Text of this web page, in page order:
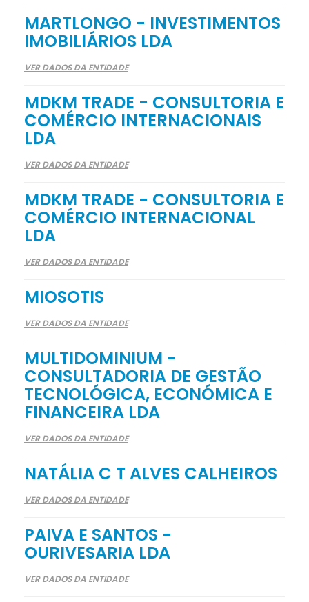
MARTLONGO - INVESTIMENTOS
IMOBILIÁRIOS LDA
VER DADOS DA ENTIDADE
MDKM TRADE - CONSULTORIA E
COMÉRCIO INTERNACIONAIS
LDA
VER DADOS DA ENTIDADE
MDKM TRADE - CONSULTORIA E
COMÉRCIO INTERNACIONAL
LDA
VER DADOS DA ENTIDADE
MIOSOTIS
VER DADOS DA ENTIDADE
MULTIDOMINIUM -
CONSULTADORIA DE GESTÃO
TECNOLÓGICA, ECONÓMICA E
FINANCEIRA LDA
VER DADOS DA ENTIDADE
NATÁLIA C T ALVES CALHEIROS
VER DADOS DA ENTIDADE
PAIVA E SANTOS -
OURIVESARIA LDA
VER DADOS DA ENTIDADE